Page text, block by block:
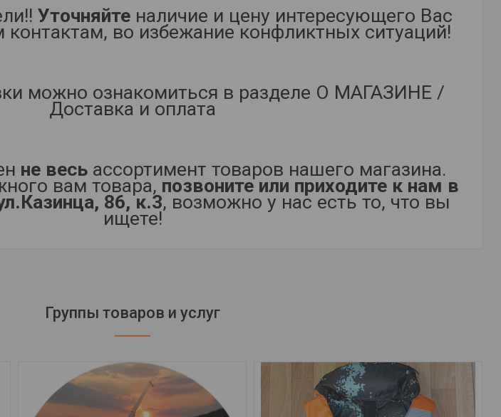
Уточняйте наличие и цену интересующего Вас
контактам, во избежание конфликтных ситуаций!
можно ознакомиться в разделе О МАГАЗИНЕ /
Доставка и оплата
не весьассортимент товаров нашего магазина.
вам товара, позвоните или приходите к нам в
86, к.3, возможно у нас есть то, что вы
ищете!
Группы товаров и услуг